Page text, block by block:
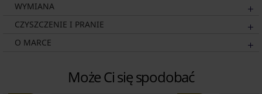
WYMIANA
CZYSZCZENIE I PRANIE
O MARCE
Może Ci się spodobać